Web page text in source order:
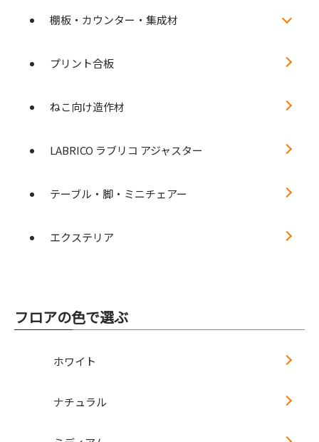
棚板・カウンター・集成材
プリント合板
ねこ向け造作材
LABRICO ラブリコ アジャスター
テーブル・脚・ミニチェアー
エクステリア
フロアの色で選ぶ
ホワイト
ナチュラル